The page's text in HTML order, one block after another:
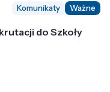
Komunikaty Ważne
do Szkoły